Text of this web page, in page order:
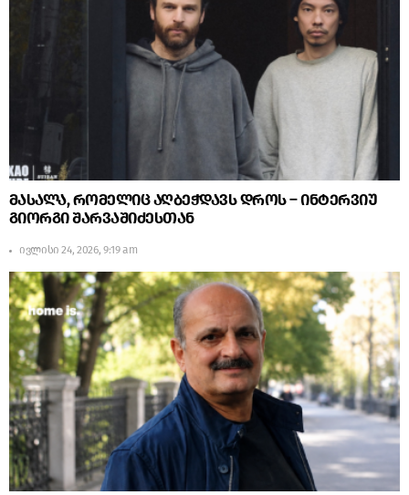
მასალა, რომელიც აღბეჭდავს დროს – ინტერვიუ
გიორგი შარვაშიძესთან
ივლისი 24, 2026, 9:19 am